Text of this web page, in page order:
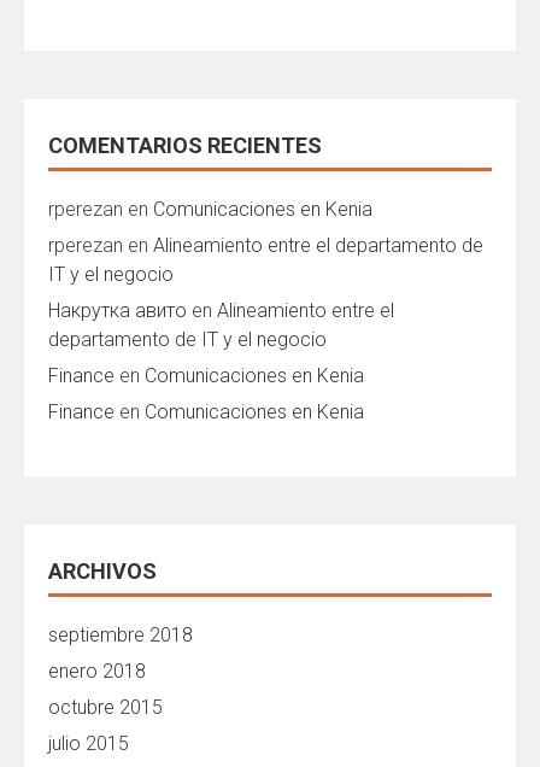
COMENTARIOS RECIENTES
rperezan en Comunicaciones en Kenia
rperezan en Alineamiento entre el departamento de
IT y el negocio
Накрутка авито en Alineamiento entre el
departamento de IT y el negocio
Finance en Comunicaciones en Kenia
Finance en Comunicaciones en Kenia
ARCHIVOS
septiembre 2018
enero 2018
octubre 2015
julio 2015